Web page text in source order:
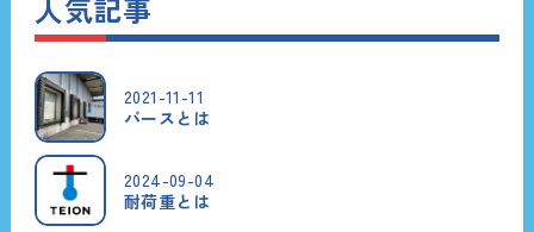
人気記事
2021-11-11
バースとは
2024-09-04
耐荷重とは